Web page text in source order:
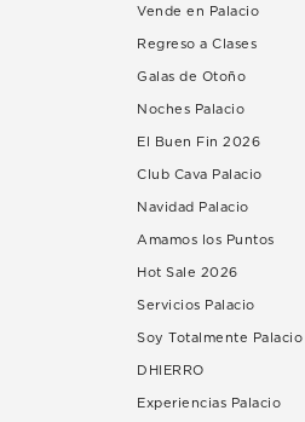
Vende en Palacio
Regreso a Clases
Galas de Otoño
Noches Palacio
El Buen Fin 2026
Club Cava Palacio
Navidad Palacio
Amamos los Puntos
Hot Sale 2026
Servicios Palacio
Soy Totalmente Palacio
DHIERRO
Experiencias Palacio